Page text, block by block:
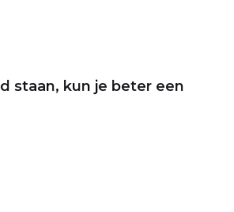
staan, kun je beter een